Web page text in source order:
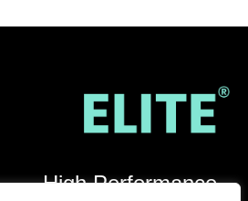
High Performance